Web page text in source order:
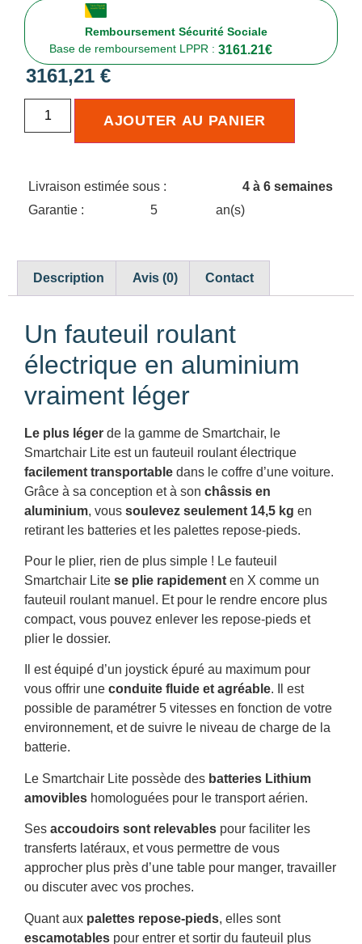
Remboursement Sécurité Sociale
Base de remboursement LPPR : 3161.21€
3161,21 €
AJOUTER AU PANIER
Livraison estimée sous :
4 à 6 semaines
Garantie :
5 an(s)
Description Avis (0) Contact
Un fauteuil roulant
électrique en aluminium
vraiment léger
Le plus léger de la gamme de Smartchair, le
Smartchair Lite est un fauteuil roulant électrique
facilement transportable dans le coffre d’une voiture.
Grâce à sa conception et à son châssis en
aluminium, vous soulevez seulement 14,5 kg en
retirant les batteries et les palettes repose-pieds.
Pour le plier, rien de plus simple ! Le fauteuil
Smartchair Lite se plie rapidement en X comme un
fauteuil roulant manuel. Et pour le rendre encore plus
compact, vous pouvez enlever les repose-pieds et
plier le dossier.
Il est équipé d’un joystick épuré au maximum pour
vous offrir une conduite fluide et agréable. Il est
possible de paramétrer 5 vitesses en fonction de votre
environnement, et de suivre le niveau de charge de la
batterie.
Le Smartchair Lite possède des batteries Lithium
amovibles homologuées pour le transport aérien.
Ses accoudoirs sont relevables pour faciliter les
transferts latéraux, et vous permettre de vous
approcher plus près d’une table pour manger, travailler
ou discuter avec vos proches.
Quant aux palettes repose-pieds, elles sont
escamotables pour entrer et sortir du fauteuil plus